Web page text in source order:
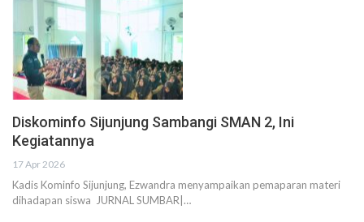
Diskominfo Sijunjung Sambangi SMAN 2, Ini
Kegiatannya
17 Apr 2026
Kadis Kominfo Sijunjung, Ezwandra menyampaikan pemaparan materi
dihadapan siswa JURNAL SUMBAR|…